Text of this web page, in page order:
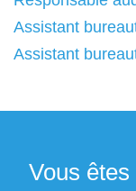
Assistant
Assistant
Vous